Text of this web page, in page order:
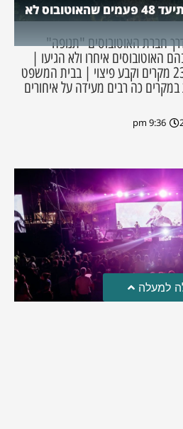
שערוריית תנופה: נוסע תיעד 48 פעמים שהאוטובוס לא
חברת האוטובוסים "תנופה"
48 מקרים בהם האוטובוסים איחרו ולא הגיעו |
הוא תבע, השופט האמין ל-23 מקרים וקבע פיצוי | בבית המשפט
כה רבים מעידה על איחורים
9:36 pm
למעלה